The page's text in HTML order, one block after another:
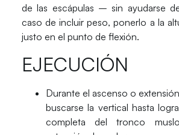
de las escápulas – sin ayudarse
caso de incluir peso, ponerlo a la
justo en el punto de flexión.
EJECUCIÓN
Durante el ascenso o
buscarse la vertical hasta
completa del tronco